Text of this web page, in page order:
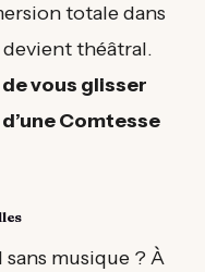
totale dans
théâtral.
vous glisser
Comtesse
musique ? À